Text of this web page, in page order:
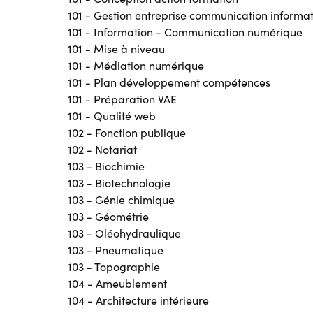
101 - Gestion entreprise communication
101 - Information - Communication numérique
101 - Mise à niveau
101 - Médiation numérique
101 - Plan développement compétences
101 - Préparation VAE
101 - Qualité web
102 - Fonction publique
102 - Notariat
103 - Biochimie
103 - Biotechnologie
103 - Génie chimique
103 - Géométrie
103 - Oléohydraulique
103 - Pneumatique
103 - Topographie
104 - Ameublement
104 - Architecture intérieure